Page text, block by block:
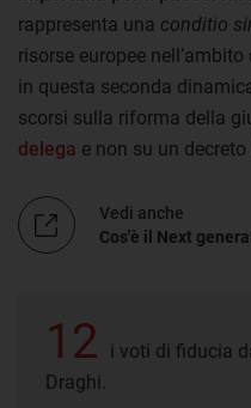
rappresenta una conditio
risorse europee nell’ambito
in questa seconda
scorsi sulla riforma della
delega e non su un decreto
Vedi anche
Cos'è il Next
12
i voti di fiducia
Draghi.